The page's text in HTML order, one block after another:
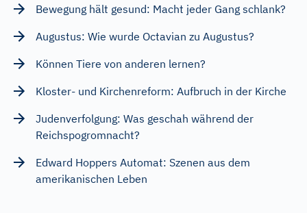
Bewegung hält gesund: Macht jeder Gang schlank?
Augustus: Wie wurde Octavian zu Augustus?
Können Tiere von anderen lernen?
Kloster- und Kirchenreform: Aufbruch in der Kirche
Judenverfolgung: Was geschah während der
Reichspogromnacht?
Edward Hoppers Automat: Szenen aus dem
amerikanischen Leben